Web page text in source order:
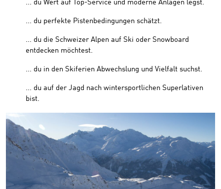
... du Wert auf Top-Service und moderne Anlagen legst.
... du perfekte Pistenbedingungen schätzt.
... du die Schweizer Alpen auf Ski oder Snowboard
entdecken möchtest.
... du in den Skiferien Abwechslung und Vielfalt suchst.
... du auf der Jagd nach wintersportlichen Superlativen
bist.